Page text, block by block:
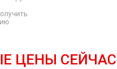
ЦЕНЫ СЕЙЧАС